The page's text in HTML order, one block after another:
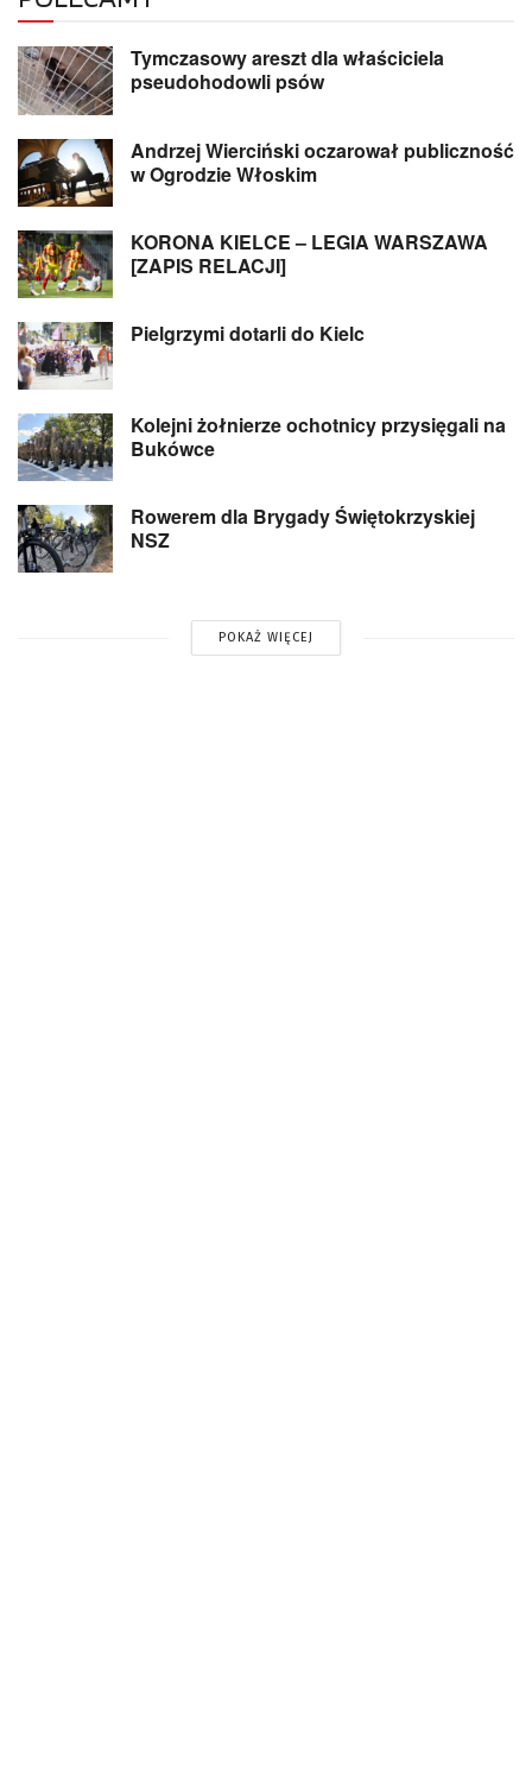
Tymczasowy areszt dla właściciela
pseudohodowli psów
Andrzej Wierciński oczarował publiczność
w Ogrodzie Włoskim
KORONA KIELCE – LEGIA WARSZAWA
[ZAPIS RELACJI]
Pielgrzymi dotarli do Kielc
Kolejni żołnierze ochotnicy przysięgali na
Bukówce
Rowerem dla Brygady Świętokrzyskiej
NSZ
POKAŻ WIĘCEJ